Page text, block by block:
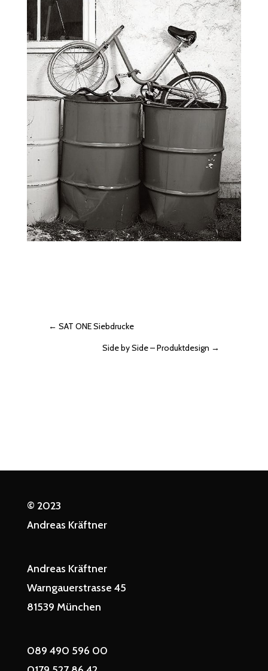
← SAT ONE Siebdrucke
Side by Side – Produktdesign →
© 2023
Andreas Kräftner
Andreas Kräftner
Warngauerstrasse 45
81539 München
089 490 596 00